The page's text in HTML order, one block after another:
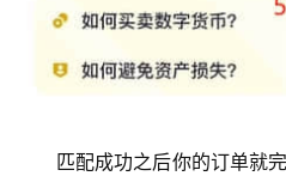
匹配成功之后你的订单就